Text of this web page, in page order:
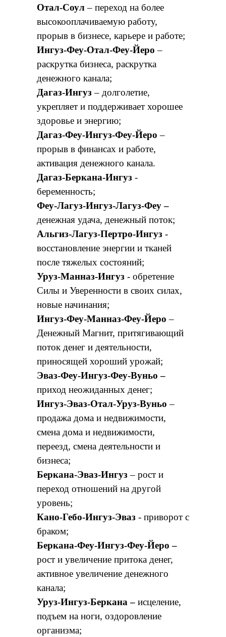
Отал-Соул– переход на более
высокооплачиваемую работу,
прорыв в бизнесе, карьере и работе;
Ингуз-Феу-Отал-Феу-Йеро –
раскрутка бизнеса, раскрутка
денежного канала;
Дагаз-Ингуз– долголетие,
укрепляет и поддерживает хорошее
здоровье и энергию;
Дагаз-Феу-Ингуз-Феу-Йеро –
прорыв в финансах и работе,
активация денежного канала.
Дагаз-Беркана-Ингуз-
беременность;
Феу-Лагуз-Ингуз-Лагуз-Феу –
денежная удача, денежный поток;
Альгиз-Лагуз-Пертро-Ингуз-
восстановление энергии и тканей
после тяжелых состояний;
Уруз-Манназ-Ингуз- обретение
Силы и Уверенности в своих силах,
новые начинания;
Ингуз-Феу-Манназ-Феу-Йеро –
Денежный Магнит, притягивающий
поток денег и деятельности,
приносящей хороший урожай;
Эваз-Феу-Ингуз-Феу-Вуньо –
приход неожиданных денег;
Ингуз-Эваз-Отал-Уруз-Вуньо–
продажа дома и недвижимости,
смена дома и недвижимости,
переезд, смена деятельности и
бизнеса;
Беркана-Эваз-Ингуз– рост и
переход отношений на другой
уровень;
Кано-Гебо-Ингуз-Эваз- приворот с
браком;
Беркана-Феу-Ингуз-Феу-Йеро –
рост и увеличение притока денег,
активное увеличение денежного
канала;
Уруз-Ингуз-Беркана –исцеление,
подъем на ноги, оздоровление
организма;